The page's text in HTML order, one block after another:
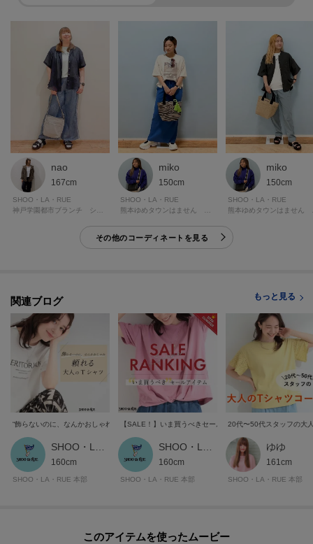
着心地のよい柔らかな綿100％にこだわりました。
暑い季節でも快適な着用感で、デイリー使いにぴったりの1枚です。
※照明の関係により、実際よりも色味が違って見える場合があります。ま
た、パソコン・スマートフォンなどの環境により、若干製品と画像のカラー
が異なる場合もございます。
ーーーーーーーーーーーーーーーーーーーーーーーーーーーー
■気になるアイテムは『お気に入り登録』がおすすめです！■
＜お気に入り登録とは？＞
クリックして簡単に追加できます！
POINT.1
再入荷通知や、値下げ情報・在庫状況をメルマガにてお知らせ。
POINT.2
マイページでお気に入り一覧をチェックでき、
自分だけのお買い物リストがつくれる！
ーーーーーーーーーーーーーーーーーーーーーーーーーーーー
モデル情報：身長163cm B81 W59 H88 着用サイズ：02（M）
nao
167cm
SHOO・LA・RUE
miko
150cm
SHOO・LA・RUE
miko
150cm
SHOO・LA・RUE
その他のコーディネートを見る
関連ブログ もっと見る
“飾らないのに、なんかおしゃれ” 頼れる大人のTシャツ
160cm
SHOO・LA・RUE 本部
【SALE！】いま買うべきセールアイテム
160cm
SHOO・LA・RUE 本部
20代〜50代スタッフの大
ゆゆ
161cm
SHOO・LA・RUE 本部
このアイテムを使ったムービー